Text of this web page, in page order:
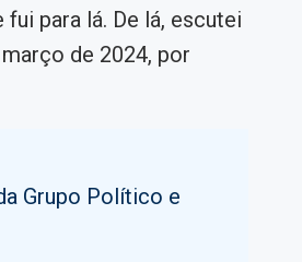
para lá. De lá, escutei
de 2024, por
Grupo Político e